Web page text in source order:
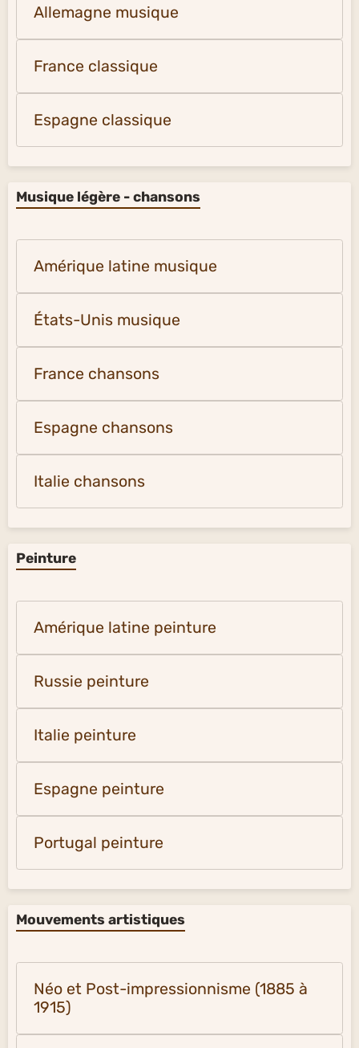
Allemagne musique
France classique
Espagne classique
Musique légère - chansons
Amérique latine musique
États-Unis musique
France chansons
Espagne chansons
Italie chansons
Peinture
Amérique latine peinture
Russie peinture
Italie peinture
Espagne peinture
Portugal peinture
Mouvements artistiques
Néo et Post-impressionnisme (1885 à
1915)